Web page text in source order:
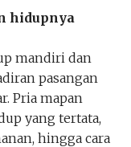
hidupnya
mandiri dan
pasangan
Pria mapan
yang tertata,
hingga cara